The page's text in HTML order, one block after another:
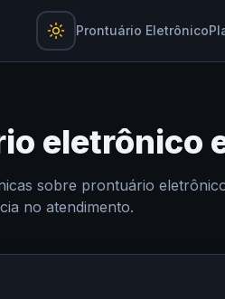
Prontuário Eletrônico
eletrônico
sobre prontuário
no atendimento.